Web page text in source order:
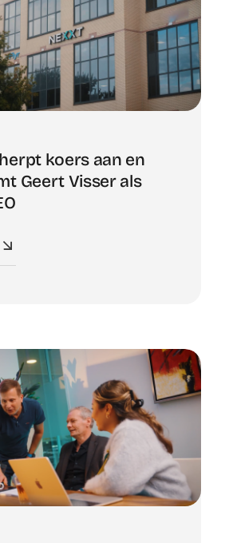
koers aan en
Geert Visser als